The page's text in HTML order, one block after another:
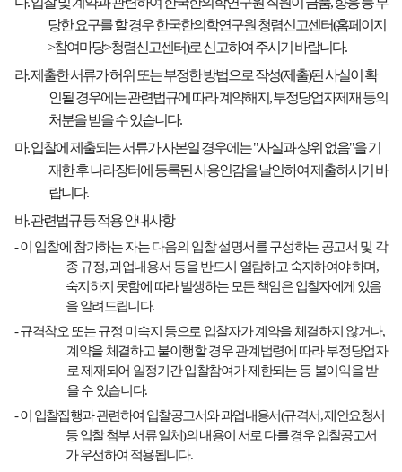
당한 요구를 할 경우 한국한의학연구원 청렴신고센터(홈페이지
>참여마당>청렴신고센터)로 신고하여 주시기 바랍니다.
라.제출한 서류가 허위 또는 부정한 방법으로 작성(제출)된 사실이 확
인될 경우에는 관련법규에 따라 계약해지 ,부정당업자제재 등의
처분을 받을 수 있습니다.
마.입찰에 제출되는 서류가 사본일 경우에는"사실과 상위 없음"을 기
재한 후 나라장터에 등록된 사용인감을 날인하여 제출하시기 바
랍니다.
바.관련법규 등 적용 안내사항
-이 입찰에 참가하는 자는 다음의 입찰 설명서를 구성하는 공고서 및 각
종 규정,과업내용서 등을 반드시 열람하고 숙지하여야 하며,
숙지하지 못함에 따라 발생하는 모든 책임은 입찰자에게 있음
을 알려드립니다.
-규격착오 또는 규정 미숙지 등으로 입찰자가 계약을 체결하지 않거나,
계약을 체결하고 불이행할 경우 관계법령에 따라 부정당업자
로 제재되어 일정기간 입찰참여가 제한되는 등 불이익을 받
을 수 있습니다.
-이 입찰집행과 관련하여 입찰공고서와 과업내용서(규격서,제안요청서
등 입찰 첨부 서류 일체)의 내용이 서로 다를 경우 입찰공고서
가 우선하여 적용됩니다.